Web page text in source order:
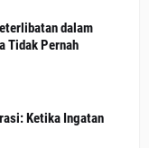
dalam
Tidak Pernah
Ketika Ingatan